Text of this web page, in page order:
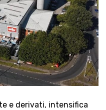
e derivati, intensifica